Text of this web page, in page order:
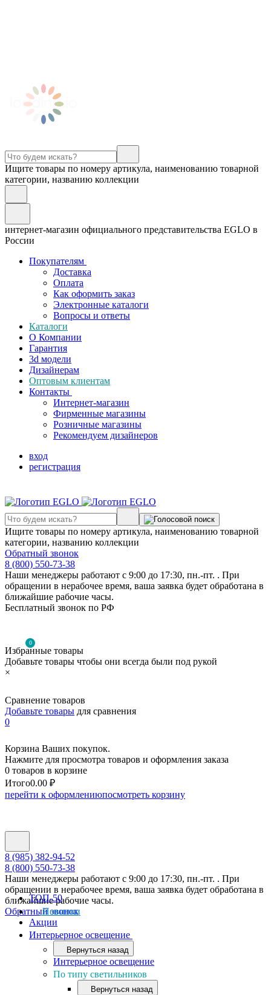
Ищите товары по номеру артикула, наименованию товарной
категории, названию коллекции
интернет-магазин официального представительства EGLO в
России
Покупателям
Доставка
Оплата
Как оформить заказ
Электронные каталоги
Вопросы и ответы
Каталоги
О Компании
Гарантия
3d модели
Дизайнерам
Оптовым клиентам
Контакты
Интернет-магазин
Фирменные магазины
Розничные магазины
Рекомендуем дизайнеров
вход
регистрация
Ищите товары по номеру артикула, наименованию товарной
категории, названию коллекции
Обратный звонок
8 (800) 550-73-38
Наши менеджеры работают с 9:00 до 17:30, пн.-пт. . При
обращении в нерабочее время, ваша заявка будет обработана в
ближайшие рабочие часы.
Бесплатный звонок по РФ
0
Избранные товары
Добавьте товары чтобы они всегда были под рукой
×
Сравнение товаров
Добавьте товары для сравнения
0
Корзина Ваших покупок.
Нажмите для просмотра товаров и оформления заказа
0 товаров в корзине
Итого0.00 ₽
перейти к оформлениюпосмотреть корзину
8 (985) 382-94-52
8 (800) 550-73-38
Наши менеджеры работают с 9:00 до 17:30, пн.-пт. . При
обращении в нерабочее время, ваша заявка будет обработана в
ближайшие рабочие часы.
Обратный звонок
ТОП-50
Новинки
Акции
Интерьерное освещение
Вернуться назад
Интерьерное освещение
По типу светильников
Вернуться назад